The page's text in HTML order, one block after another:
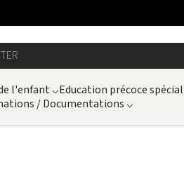
l'enfant ⌵Education précoce
/ Documentations ⌵